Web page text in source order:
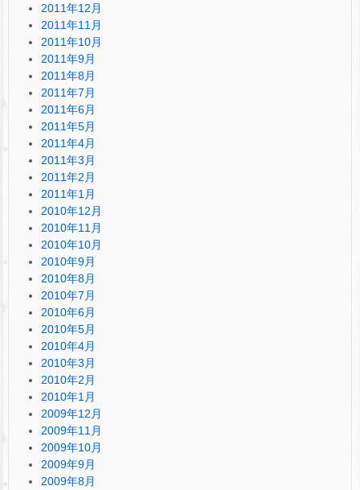
2011年12月
2011年11月
2011年10月
2011年9月
2011年8月
2011年7月
2011年6月
2011年5月
2011年4月
2011年3月
2011年2月
2011年1月
2010年12月
2010年11月
2010年10月
2010年9月
2010年8月
2010年7月
2010年6月
2010年5月
2010年4月
2010年3月
2010年2月
2010年1月
2009年12月
2009年11月
2009年10月
2009年9月
2009年8月